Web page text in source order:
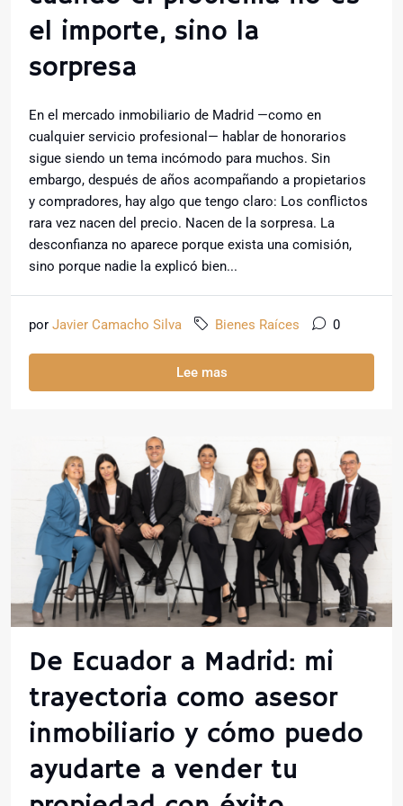
el importe, sino la
sorpresa
En el mercado inmobiliario de Madrid —como en
cualquier servicio profesional— hablar de honorarios
sigue siendo un tema incómodo para muchos. Sin
embargo, después de años acompañando a propietarios
y compradores, hay algo que tengo claro: Los conflictos
rara vez nacen del precio. Nacen de la sorpresa. La
desconfianza no aparece porque exista una comisión,
sino porque nadie la explicó bien...
por Javier Camacho Silva Bienes Raíces 0
Lee mas
De Ecuador a Madrid: mi
trayectoria como asesor
inmobiliario y cómo puedo
ayudarte a vender tu